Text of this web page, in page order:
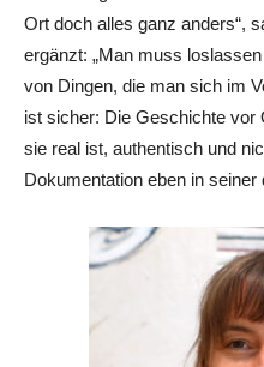
Ort doch alles ganz anders“,
ergänzt: „Man muss
von Dingen, die man sich im
ist sicher: Die Geschichte vor
sie real ist, authentisch und
Dokumentation eben in seiner